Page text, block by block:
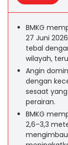
BMKG
27 Juni
tebal
wilayah,
Angin
dengan
sesaat
perairan.
BMKG
2,6–3,3